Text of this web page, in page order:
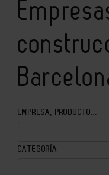
EMPRESA, PRODUCTO...
CATEGORÍA